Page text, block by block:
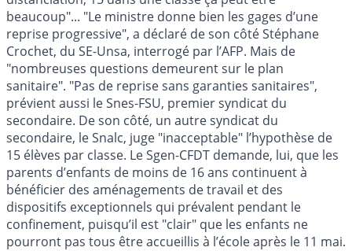
beaucoup"... "Le ministre donne bien les gages d’une
reprise progressive", a déclaré de son côté Stéphane
Crochet, du SE-Unsa, interrogé par l’AFP. Mais de
"nombreuses questions demeurent sur le plan
sanitaire". "Pas de reprise sans garanties sanitaires",
prévient aussi le Snes-FSU, premier syndicat du
secondaire. De son côté, un autre syndicat du
secondaire, le Snalc, juge "inacceptable" l’hypothèse de
15 élèves par classe. Le Sgen-CFDT demande, lui, que les
parents d’enfants de moins de 16 ans continuent à
bénéficier des aménagements de travail et des
dispositifs exceptionnels qui prévalent pendant le
confinement, puisqu’il est "clair" que les enfants ne
pourront pas tous être accueillis à l’école après le 11 mai.